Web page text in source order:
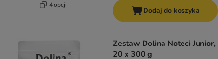
4 opcji
Dodaj do koszyka
Zestaw Dolina Noteci Junior,
20 x 300 g